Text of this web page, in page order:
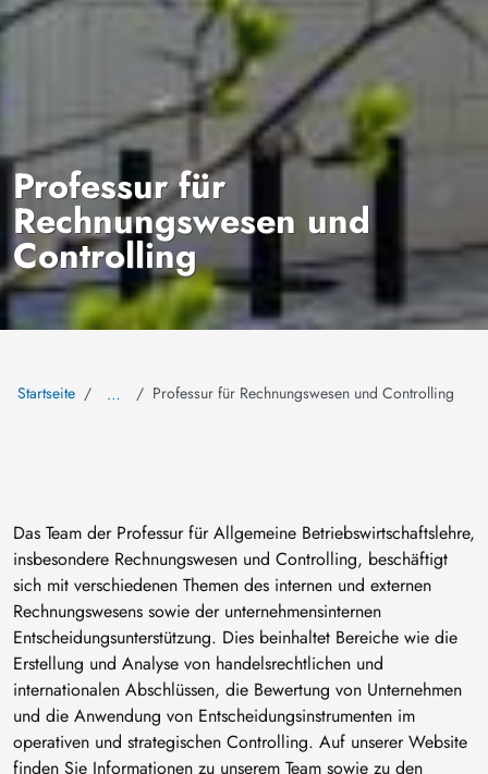
Professur für
Rechnungswesen und
Controlling
Startseite … Professur für Rechnungswesen und Controlling
Das Team der Professur für Allgemeine Betriebswirtschaftslehre,
insbesondere Rechnungswesen und Controlling, beschäftigt
sich mit verschiedenen Themen des internen und externen
Rechnungswesens sowie der unternehmensinternen
Entscheidungsunterstützung. Dies beinhaltet Bereiche wie die
Erstellung und Analyse von handelsrechtlichen und
internationalen Abschlüssen, die Bewertung von Unternehmen
und die Anwendung von Entscheidungsinstrumenten im
operativen und strategischen Controlling. Auf unserer Website
finden Sie Informationen zu unserem Team sowie zu den